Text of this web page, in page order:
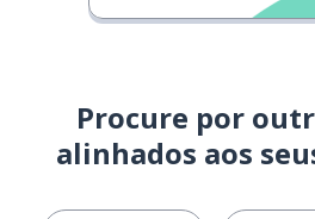
Procure por
alinhados aos